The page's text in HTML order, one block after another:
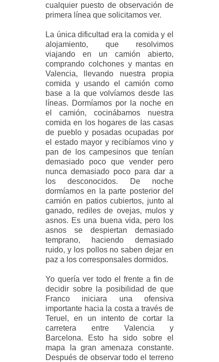
cualquier puesto de observación de
primera línea que solicitamos ver.
La única dificultad era la comida y el
alojamiento, que resolvimos
viajando en un camión abierto,
comprando colchones y mantas en
Valencia, llevando nuestra propia
comida y usando el camión como
base a la que volvíamos desde las
líneas. Dormíamos por la noche en
el camión, cocinábamos nuestra
comida en los hogares de las casas
de pueblo y posadas ocupadas por
el estado mayor y recibíamos vino y
pan de los campesinos que tenían
demasiado poco que vender pero
nunca demasiado poco para dar a
los desconocidos. De noche
dormíamos en la parte posterior del
camión en patios cubiertos, junto al
ganado, rediles de ovejas, mulos y
asnos. Es una buena vida, pero los
asnos se despiertan demasiado
temprano, haciendo demasiado
ruido, y los pollos no saben dejar en
paz a los corresponsales dormidos.
Yo quería ver todo el frente a fin de
decidir sobre la posibilidad de que
Franco iniciara una ofensiva
importante hacia la costa a través de
Teruel, en un intento de cortar la
carretera entre Valencia y
Barcelona. Esto ha sido sobre el
mapa la gran amenaza constante.
Después de observar todo el terreno